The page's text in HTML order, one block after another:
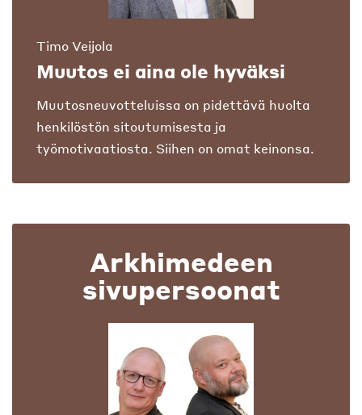
Timo Veijola
Muutos ei aina ole hyväksi
Muutosneuvotteluissa on pidettävä huolta
henkilöstön sitoutumisesta ja
työmotivaatiosta. Siihen on omat keinonsa.
Arkhimedeen
sivupersoonat